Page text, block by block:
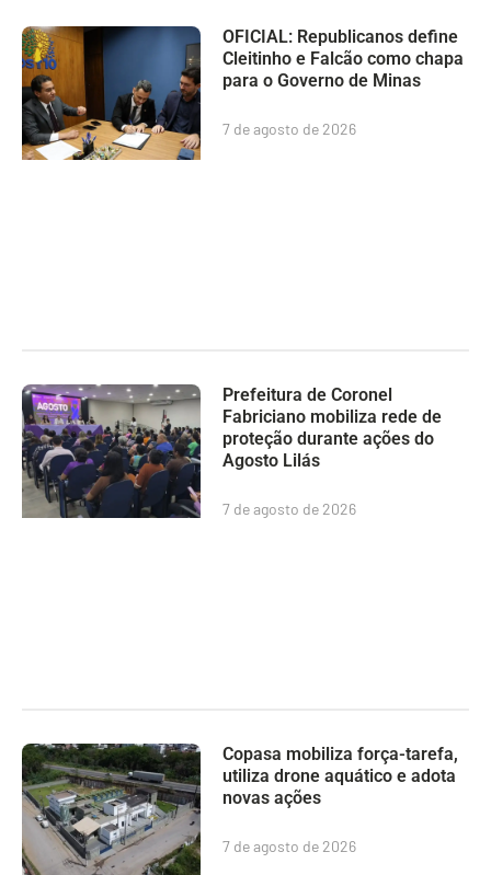
OFICIAL: Republicanos define
Cleitinho e Falcão como chapa
para o Governo de Minas
7 de agosto de 2026
Prefeitura de Coronel
Fabriciano mobiliza rede de
proteção durante ações do
Agosto Lilás
7 de agosto de 2026
Copasa mobiliza força-tarefa,
utiliza drone aquático e adota
novas ações
7 de agosto de 2026